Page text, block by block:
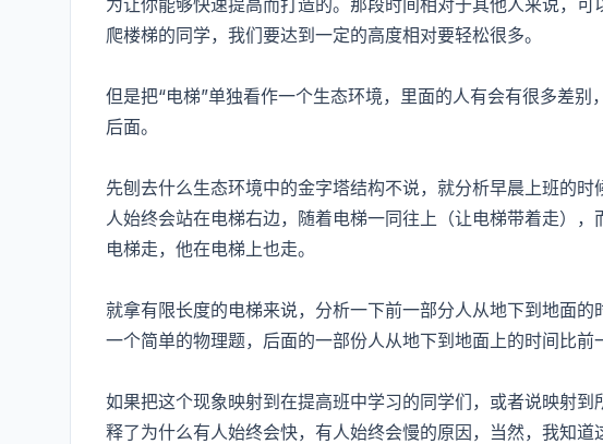
为让你能够快速提高而打造的。那段时间相对于其他人来说，
爬楼梯的同学，我们要达到一定的高度相对要轻松很多。
但是把“电梯”单独看作一个生态环境，里面的人有会有很多差
后面。
先刨去什么生态环境中的金字塔结构不说，就分析早晨上班的
人始终会站在电梯右边，随着电梯一同往上（让电梯带着走），
电梯走，他在电梯上也走。
就拿有限长度的电梯来说，分析一下前一部分人从地下到地面的
一个简单的物理题，后面的一部份人从地下到地面上的时间比前
如果把这个现象映射到在提高班中学习的同学们，或者说映射
释了为什么有人始终会快，有人始终会慢的原因，当然，我知